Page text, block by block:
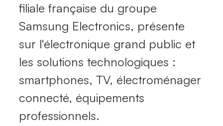
filiale française du groupe
Samsung Electronics, présente
sur l'électronique grand public et
les solutions technologiques :
smartphones, TV, électroménager
connecté, équipements
professionnels.